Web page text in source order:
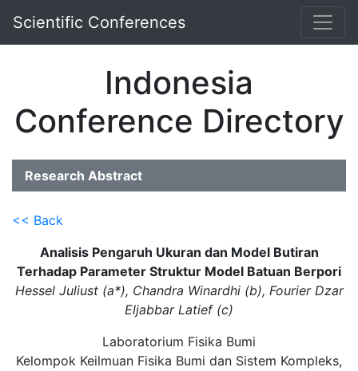
Scientific Conferences
Indonesia
Conference Directory
Research Abstract
<< Back
Analisis Pengaruh Ukuran dan Model Butiran
Terhadap Parameter Struktur Model Batuan Berpori
Hessel Juliust (a*), Chandra Winardhi (b), Fourier Dzar
Eljabbar Latief (c)
Laboratorium Fisika Bumi
Kelompok Keilmuan Fisika Bumi dan Sistem Kompleks,